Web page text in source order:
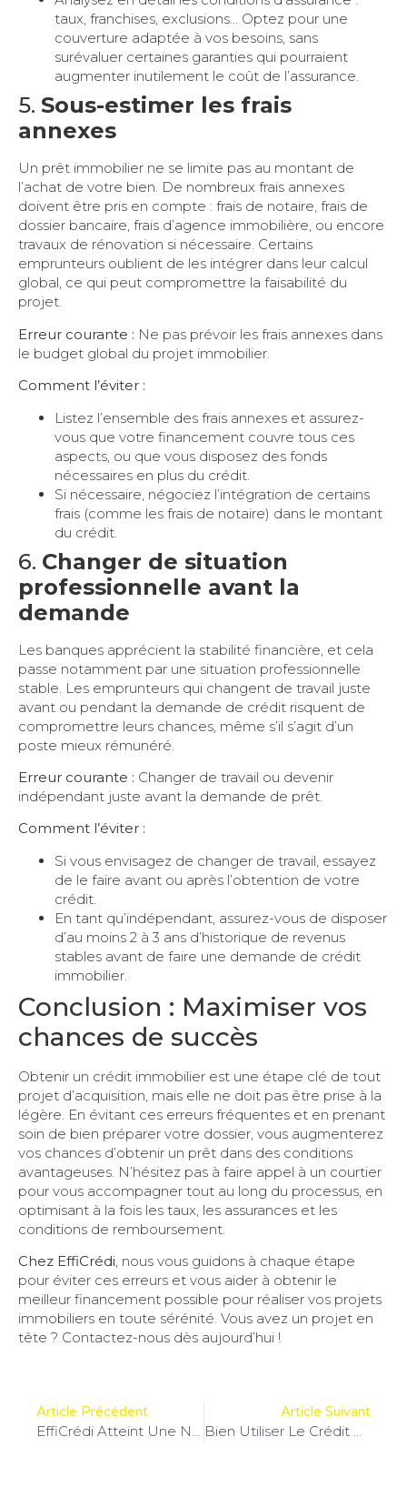
taux, franchises, exclusions… Optez pour une
couverture adaptée à vos besoins, sans
surévaluer certaines garanties qui pourraient
augmenter inutilement le coût de l’assurance.
5. Sous-estimer les frais
annexes
Un prêt immobilier ne se limite pas au montant de
l’achat de votre bien. De nombreux frais annexes
doivent être pris en compte : frais de notaire, frais de
dossier bancaire, frais d’agence immobilière, ou encore
travaux de rénovation si nécessaire. Certains
emprunteurs oublient de les intégrer dans leur calcul
global, ce qui peut compromettre la faisabilité du
projet.
Erreur courante : Ne pas prévoir les frais annexes dans
le budget global du projet immobilier.
Comment l’éviter :
Listez l’ensemble des frais annexes et assurez-
vous que votre financement couvre tous ces
aspects, ou que vous disposez des fonds
nécessaires en plus du crédit.
Si nécessaire, négociez l’intégration de certains
frais (comme les frais de notaire) dans le montant
du crédit.
6. Changer de situation
professionnelle avant la
demande
Les banques apprécient la stabilité financière, et cela
passe notamment par une situation professionnelle
stable. Les emprunteurs qui changent de travail juste
avant ou pendant la demande de crédit risquent de
compromettre leurs chances, même s’il s’agit d’un
poste mieux rémunéré.
Erreur courante : Changer de travail ou devenir
indépendant juste avant la demande de prêt.
Comment l’éviter :
Si vous envisagez de changer de travail, essayez
de le faire avant ou après l’obtention de votre
crédit.
En tant qu’indépendant, assurez-vous de disposer
d’au moins 2 à 3 ans d’historique de revenus
stables avant de faire une demande de crédit
immobilier.
Conclusion : Maximiser vos
chances de succès
Obtenir un crédit immobilier est une étape clé de tout
projet d’acquisition, mais elle ne doit pas être prise à la
légère. En évitant ces erreurs fréquentes et en prenant
soin de bien préparer votre dossier, vous augmenterez
vos chances d’obtenir un prêt dans des conditions
avantageuses. N’hésitez pas à faire appel à un courtier
pour vous accompagner tout au long du processus, en
optimisant à la fois les taux, les assurances et les
conditions de remboursement.
Chez EffiCrédi, nous vous guidons à chaque étape
pour éviter ces erreurs et vous aider à obtenir le
meilleur financement possible pour réaliser vos projets
immobiliers en toute sérénité. Vous avez un projet en
tête ? Contactez-nous dès aujourd’hui !
Article Précédent Article Suivant